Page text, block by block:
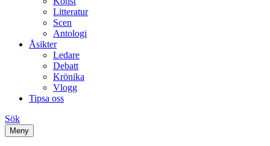
Litteratur
Scen
Antologi
Åsikter
Ledare
Debatt
Krönika
Vlogg
Tipsa oss
Sök
Meny